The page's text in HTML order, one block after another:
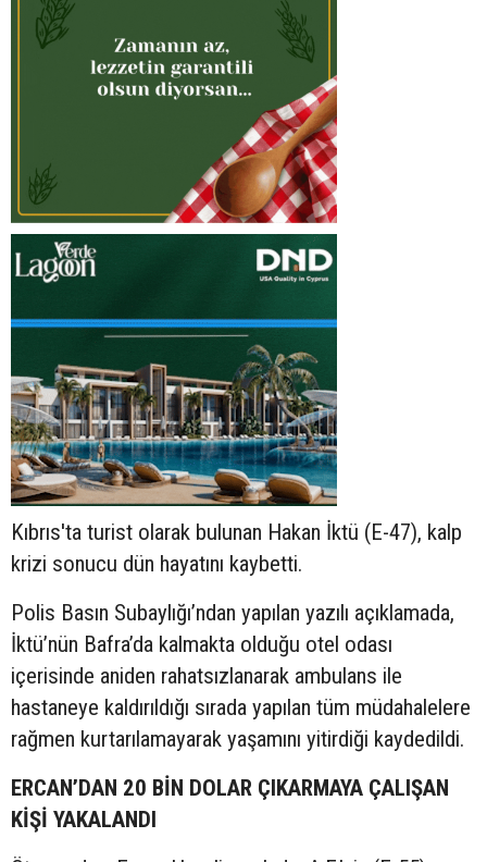
Kıbrıs'ta turist olarak bulunan Hakan İktü (E-47), kalp
krizi sonucu dün hayatını kaybetti.
Polis Basın Subaylığı’ndan yapılan yazılı açıklamada,
İktü’nün Bafra’da kalmakta olduğu otel odası
içerisinde aniden rahatsızlanarak ambulans ile
hastaneye kaldırıldığı sırada yapılan tüm müdahalelere
rağmen kurtarılamayarak yaşamını yitirdiği kaydedildi.
ERCAN’DAN 20 BİN DOLAR ÇIKARMAYA ÇALIŞAN
KİŞİ YAKALANDI